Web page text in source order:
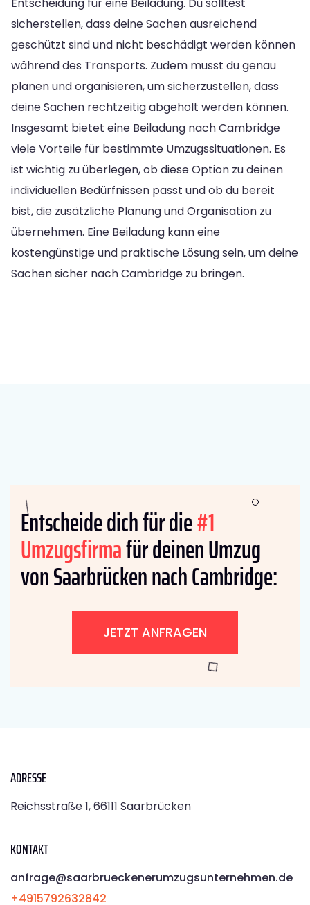
sicherstellen, dass deine Sachen ausreichend
geschützt sind und nicht beschädigt werden können
während des Transports. Zudem musst du genau
planen und organisieren, um sicherzustellen, dass
deine Sachen rechtzeitig abgeholt werden können.
Insgesamt bietet eine Beiladung nach Cambridge
viele Vorteile für bestimmte Umzugssituationen. Es
ist wichtig zu überlegen, ob diese Option zu deinen
individuellen Bedürfnissen passt und ob du bereit
bist, die zusätzliche Planung und Organisation zu
übernehmen. Eine Beiladung kann eine
kostengünstige und praktische Lösung sein, um deine
Sachen sicher nach Cambridge zu bringen.
Entscheide dich für die#1
Umzugsfirmafür deinen Umzug
von Saarbrücken nach Cambridge:
JETZT ANFRAGEN
ADRESSE
Reichsstraße 1, 66111 Saarbrücken
KONTAKT
anfrage@saarbrueckenerumzugsunternehmen.de
+4915792632842